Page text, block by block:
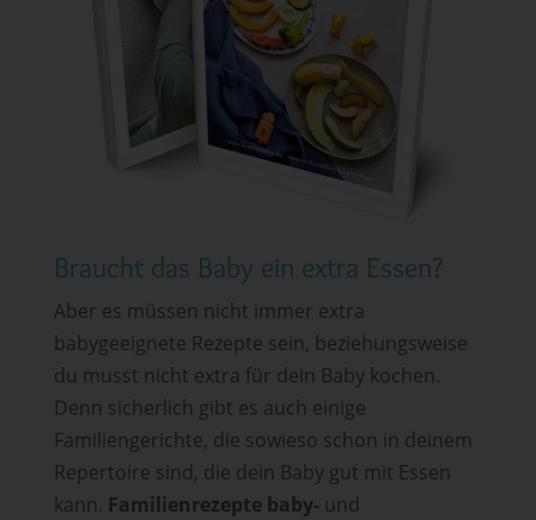
Braucht das Baby ein extra Essen?
Aber es müssen nicht immer extra
babygeeignete Rezepte sein, beziehungsweise
du musst nicht extra für dein Baby kochen.
Denn sicherlich gibt es auch einige
Familiengerichte, die sowieso schon in deinem
Repertoire sind, die dein Baby gut mit Essen
kann. Familienrezepte baby- und